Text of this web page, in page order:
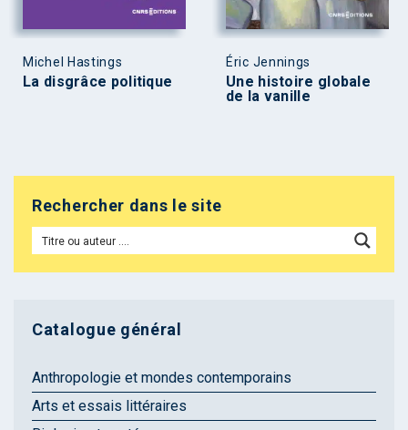
Michel Hastings
La disgrâce politique
Éric Jennings
Une histoire globale
de la vanille
Rechercher dans le site
Catalogue général
Anthropologie et mondes contemporains
Arts et essais littéraires